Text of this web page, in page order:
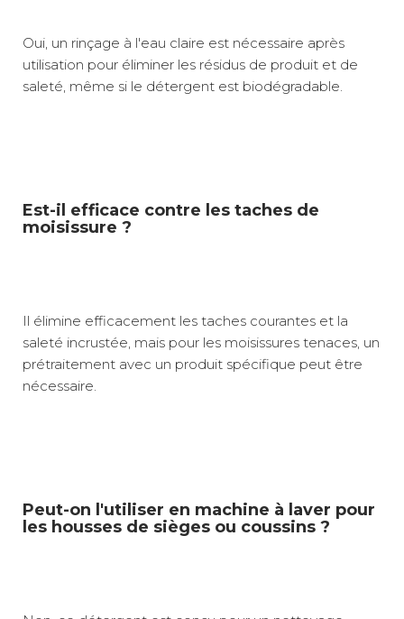
Oui, un rinçage à l'eau claire est nécessaire après
utilisation pour éliminer les résidus de produit et de
saleté, même si le détergent est biodégradable.
Est-il efficace contre les taches de
moisissure ?
Il élimine efficacement les taches courantes et la
saleté incrustée, mais pour les moisissures tenaces, un
prétraitement avec un produit spécifique peut être
nécessaire.
Peut-on l'utiliser en machine à laver pour
les housses de sièges ou coussins ?